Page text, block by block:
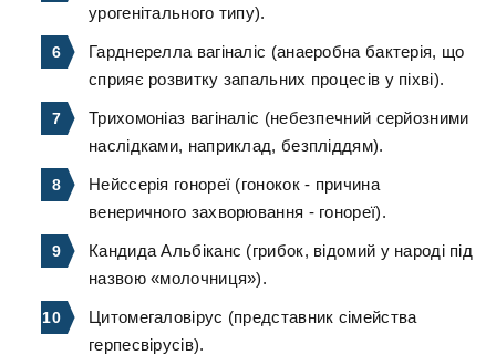
урогенітального типу).
Гарднерелла вагіналіс (анаеробна бактерія, що
сприяє розвитку запальних процесів у піхві).
Трихомоніаз вагіналіс (небезпечний серйозними
наслідками, наприклад, безпліддям).
Нейссерія гонореї (гонокок - причина
венеричного захворювання - гонореї).
Кандида Альбіканс (грибок, відомий у народі під
назвою «молочниця»).
Цитомегаловірус (представник сімейства
герпесвірусів).